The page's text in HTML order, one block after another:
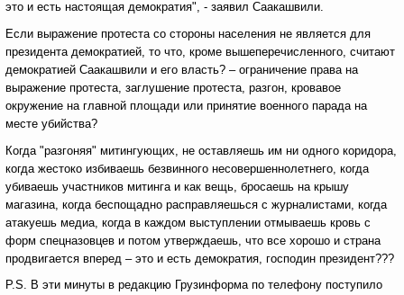
это и есть настоящая демократия", - заявил Саакашвили.
Если выражение протеста со стороны населения не является для
президента демократией, то что, кроме вышеперечисленного, считают
демократией Саакашвили и его власть? – ограничение права на
выражение протеста, заглушение протеста, разгон, кровавое
окружение на главной площади или принятие военного парада на
месте убийства?
Когда "разгоняя" митингующих, не оставляешь им ни одного коридора,
когда жестоко избиваешь безвинного несовершеннолетнего, когда
убиваешь участников митинга и как вещь, бросаешь на крышу
магазина, когда беспощадно расправляешься с журналистами, когда
атакуешь медиа, когда в каждом выступлении отмываешь кровь с
форм спецназовцев и потом утверждаешь, что все хорошо и страна
продвигается вперед – это и есть демократия, господин президент???
P.S. В эти минуты в редакцию Грузинформа по телефону поступило